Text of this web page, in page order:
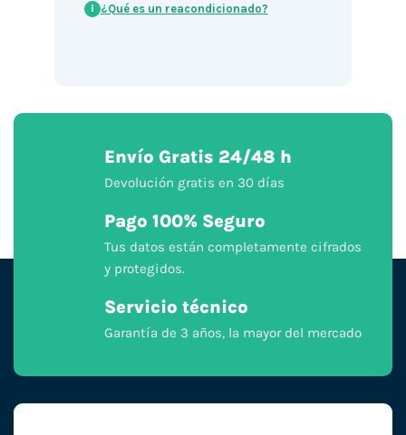
i ¿Qué es un reacondicionado?
Envío Gratis 24/48 h
Devolución gratis en 30 días
Pago 100% Seguro
Tus datos están completamente cifrados
y protegidos.
Servicio técnico
Garantía de 3 años, la mayor del mercado